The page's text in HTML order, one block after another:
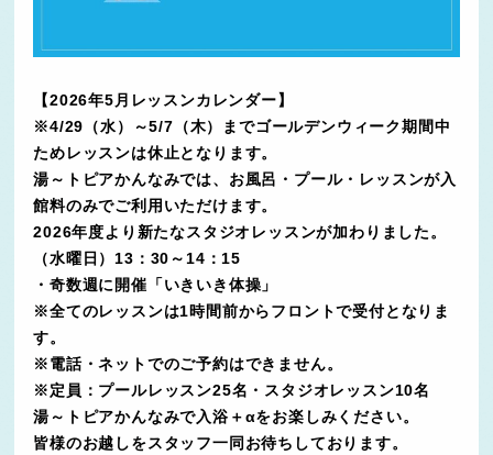
【2026年5月レッスンカレンダー】
※4/29（水）～5/7（木）までゴールデンウィーク期間中
ためレッスンは休止となります。
湯～トピアかんなみでは、お風呂・プール・レッスンが入
館料のみでご利用いただけます。
2026年度より新たなスタジオレッスンが加わりました。
（水曜日）13：30～14：15
・奇数週に開催「いきいき体操」
※全てのレッスンは1時間前からフロントで受付となりま
す。
※電話・ネットでのご予約はできません。
※定員：プールレッスン25名・スタジオレッスン10名
湯～トピアかんなみで入浴＋αをお楽しみください。
皆様のお越しをスタッフ一同お待ちしております。